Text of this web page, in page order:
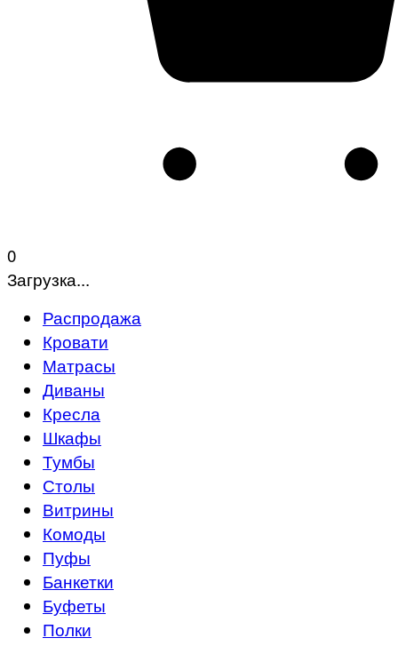
0
Загрузка...
Распродажа
Кровати
Матрасы
Диваны
Кресла
Шкафы
Тумбы
Столы
Витрины
Комоды
Пуфы
Банкетки
Буфеты
Полки